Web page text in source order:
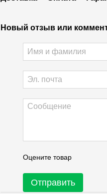
Новый отзыв или
Оцените товар
Отправить